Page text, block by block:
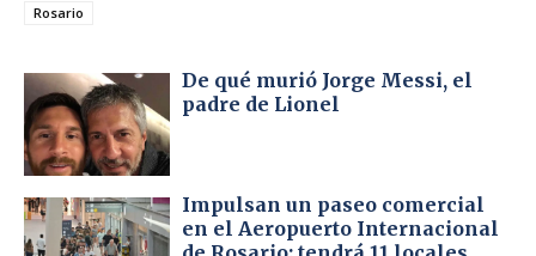
Rosario
De qué murió Jorge Messi, el
padre de Lionel
Impulsan un paseo comercial
en el Aeropuerto Internacional